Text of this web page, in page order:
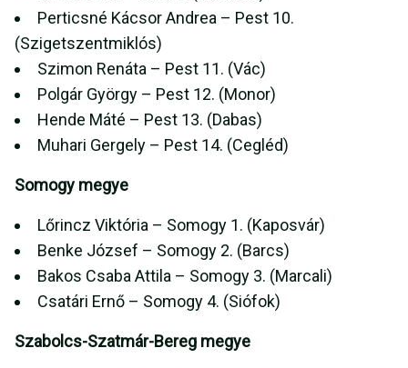
Perticsné Kácsor Andrea – Pest 10.
(Szigetszentmiklós)
Szimon Renáta – Pest 11. (Vác)
Polgár György – Pest 12. (Monor)
Hende Máté – Pest 13. (Dabas)
Muhari Gergely – Pest 14. (Cegléd)
Somogy megye
Lőrincz Viktória – Somogy 1. (Kaposvár)
Benke József – Somogy 2. (Barcs)
Bakos Csaba Attila – Somogy 3. (Marcali)
Csatári Ernő – Somogy 4. (Siófok)
Szabolcs-Szatmár-Bereg megye